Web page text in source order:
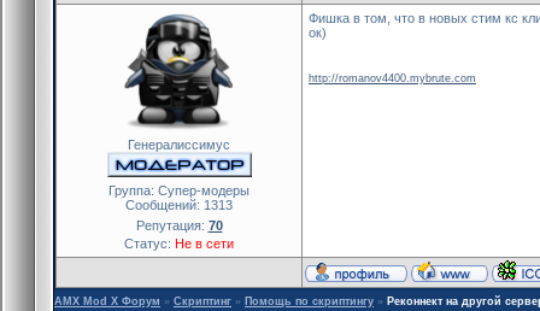
Генералиссимус
Группа: Cупер-модеры
Сообщений: 1313
Репутация: 70
Статус: Не в сети
Фишка в том, что в новых стим кс
ок)
http://romanov4400.mybrute.com
AMX Mod X Форум » Скриптинг » Помощь по скриптингу » Реконнект на другой